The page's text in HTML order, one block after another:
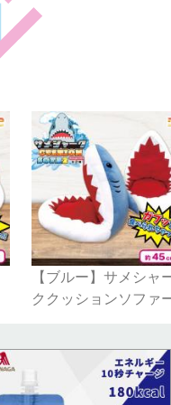
【ブルー】サメシャ
ククッションソファ